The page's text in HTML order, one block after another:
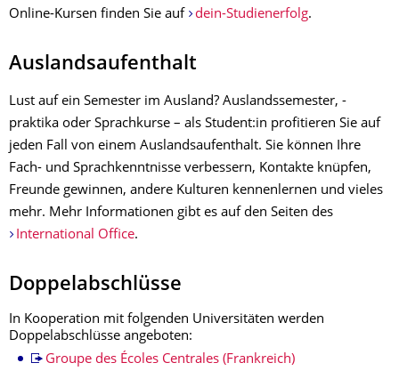
Online-Kursen finden Sie auf
dein-Studienerfolg.
Auslandsaufenthalt
Lust auf ein Semester im Ausland? Auslandssemester, -
praktika oder Sprachkurse – als Student:in profitieren Sie auf
jeden Fall von einem Auslandsaufenthalt. Sie können Ihre
Fach- und Sprachkenntnisse verbessern, Kontakte knüpfen,
Freunde gewinnen, andere Kulturen kennenlernen und vieles
mehr. Mehr Informationen gibt es auf den Seiten des
International Office.
Doppelabschlüsse
In Kooperation mit folgenden Universitäten werden
Doppelabschlüsse angeboten:
Groupe des Écoles Centrales (Frankreich)